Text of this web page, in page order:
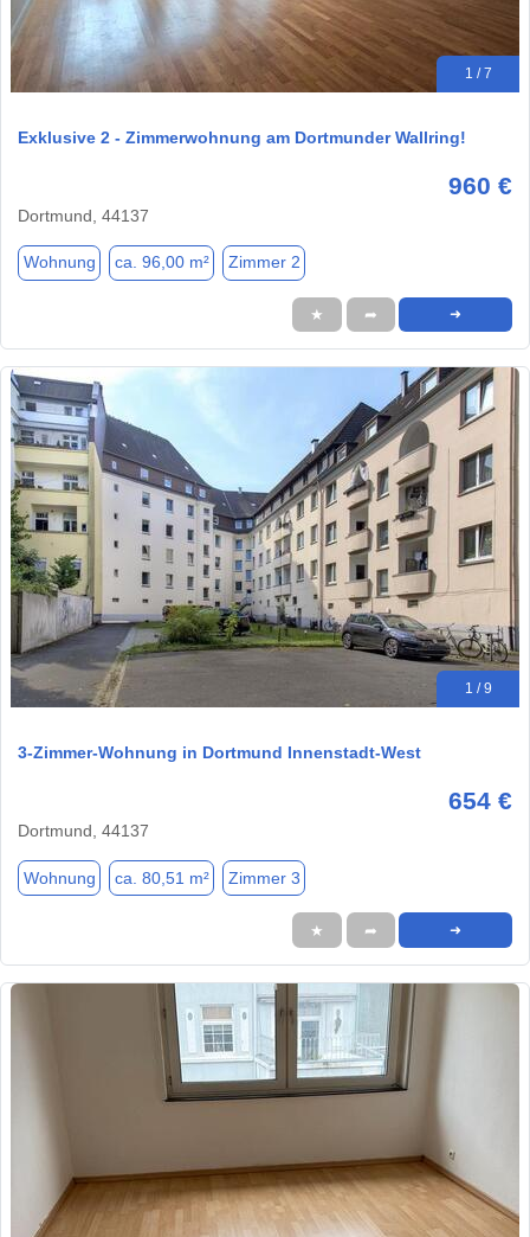
1 / 7
Exklusive 2 - Zimmerwohnung am Dortmunder Wallring!
960 €
Dortmund, 44137
Wohnung ca. 96,00 m² Zimmer 2
★ ➦ ➜
1 / 9
3-Zimmer-Wohnung in Dortmund Innenstadt-West
654 €
Dortmund, 44137
Wohnung ca. 80,51 m² Zimmer 3
★ ➦ ➜